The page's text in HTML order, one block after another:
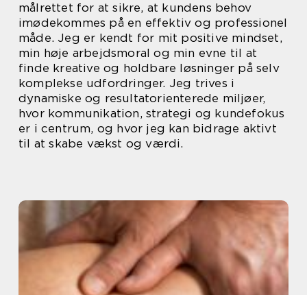
målrettet for at sikre, at kundens behov
imødekommes på en effektiv og professionel
måde. Jeg er kendt for mit positive mindset,
min høje arbejdsmoral og min evne til at
finde kreative og holdbare løsninger på selv
komplekse udfordringer. Jeg trives i
dynamiske og resultatorienterede miljøer,
hvor kommunikation, strategi og kundefokus
er i centrum, og hvor jeg kan bidrage aktivt
til at skabe vækst og værdi.